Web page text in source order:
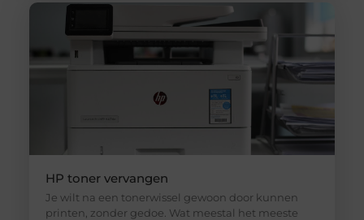
HP toner vervangen
Je wilt na een tonerwissel gewoon door kunnen
printen, zonder gedoe. Wat meestal het meeste